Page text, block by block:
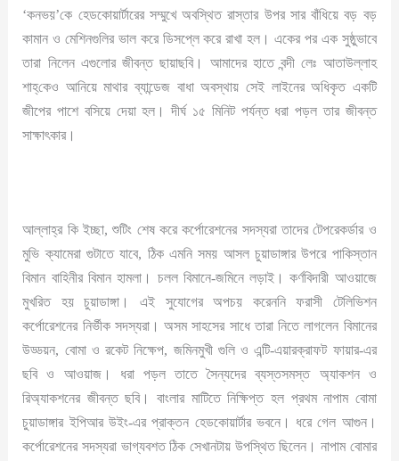
‘কনভয়’কে হেডকোয়ার্টারের সম্মুখে অবস্থিত রাস্তার উপর সার বাঁধিয়ে বড় বড়
কামান ও মেশিনগুলির ভাল করে ডিসপ্লে করে রাখা হল। একের পর এক সুষ্ঠুভাবে
তারা নিলেন এগুলোর জীবন্ত ছায়াছবি। আমাদের হাতে বন্দী লেঃ আতাউল্লাহ
শাহ্‌কেও আনিয়ে মাথার ব্যান্ডেজ বাধা অবস্থায় সেই লাইনের অধিকৃত একটি
জীপের পাশে বসিয়ে দেয়া হল। দীর্ঘ ১৫ মিনিট পর্যন্ত ধরা পড়ল তার জীবন্ত
সাক্ষাৎকার।
আল্লাহ্‌র কি ইচ্ছা, শুটিং শেষ করে কর্পোরেশনের সদস্যরা তাদের টেপরেকর্ডার ও
মুভি ক্যামেরা গুটাতে যাবে, ঠিক এমনি সময় আসল চুয়াডাঙ্গার উপরে পাকিস্তান
বিমান বাহিনীর বিমান হামলা। চলল বিমানে-জমিনে লড়াই। কর্ণবিদারী আওয়াজে
মুখরিত হয় চুয়াডাঙ্গা। এই সুযোগের অপচয় করেননি ফরাসী টেলিভিশন
কর্পোরেশনের নির্ভীক সদস্যরা। অসম সাহসের সাধে তারা নিতে লাগলেন বিমানের
উড্ডয়ন, বোমা ও রকেট নিক্ষেপ, জমিনমুখী গুলি ও এন্টি-এয়ারক্রাফট ফায়ার-এর
ছবি ও আওয়াজ। ধরা পড়ল তাতে সৈন্যদের ব্যস্তসমস্ত অ্যাকশন ও
রিঅ্যাকশনের জীবন্ত ছবি। বাংলার মাটিতে নিক্ষিপ্ত হল প্রথম নাপাম বোমা
চুয়াডাঙ্গার ইপিআর উইং-এর প্রাক্তন হেডকোয়ার্টার ভবনে। ধরে গেল আগুন।
কর্পোরেশনের সদস্যরা ভাগ্যবশত ঠিক সেখানটায় উপস্থিত ছিলেন। নাপাম বোমার